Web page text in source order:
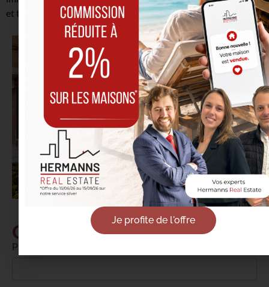
et toujours professionnel. TVA : BE 0844.979.668
Contact Senior Care
Prénom*
Je profite de l'offre